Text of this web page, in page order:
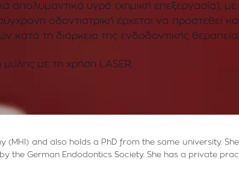
απολυμαντικά υγρά (χημική επεξεργασία),
οδοντιατρική έρχεται να προστεθεί
κατά τη διάρκεια της ενδοδοντικής
με τη χρήση LASER.
and also holds a PhD from the same university.
the German Endodontics Society. She has a private